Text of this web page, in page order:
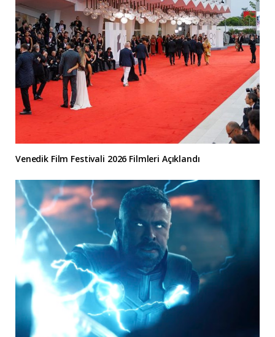
Venedik Film Festivali 2026 Filmleri Açıklandı